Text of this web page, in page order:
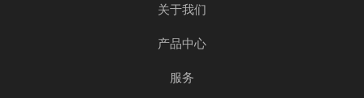
关于我们
产品中心
服务